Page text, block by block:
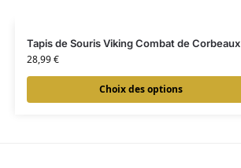
Tapis de Souris Viking Combat de Corbeaux
28,99€
Choix des options